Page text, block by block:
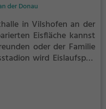
der Donau
in Vilshofen an der
Eisfläche kannst
oder der Familie
wird Eislaufspaß
aufs Eis wagen.